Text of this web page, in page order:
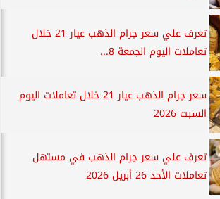
تعرف علي سعر جرام الذهب عيار 21 خلال
تعاملات اليوم الجمعة 8...
سعر جرام الذهب عيار 21 خلال تعاملات اليوم
السبت 2026
تعرف علي سعر جرام الذهب في مستهل
تعاملات الأحد 26 أبريل 2026